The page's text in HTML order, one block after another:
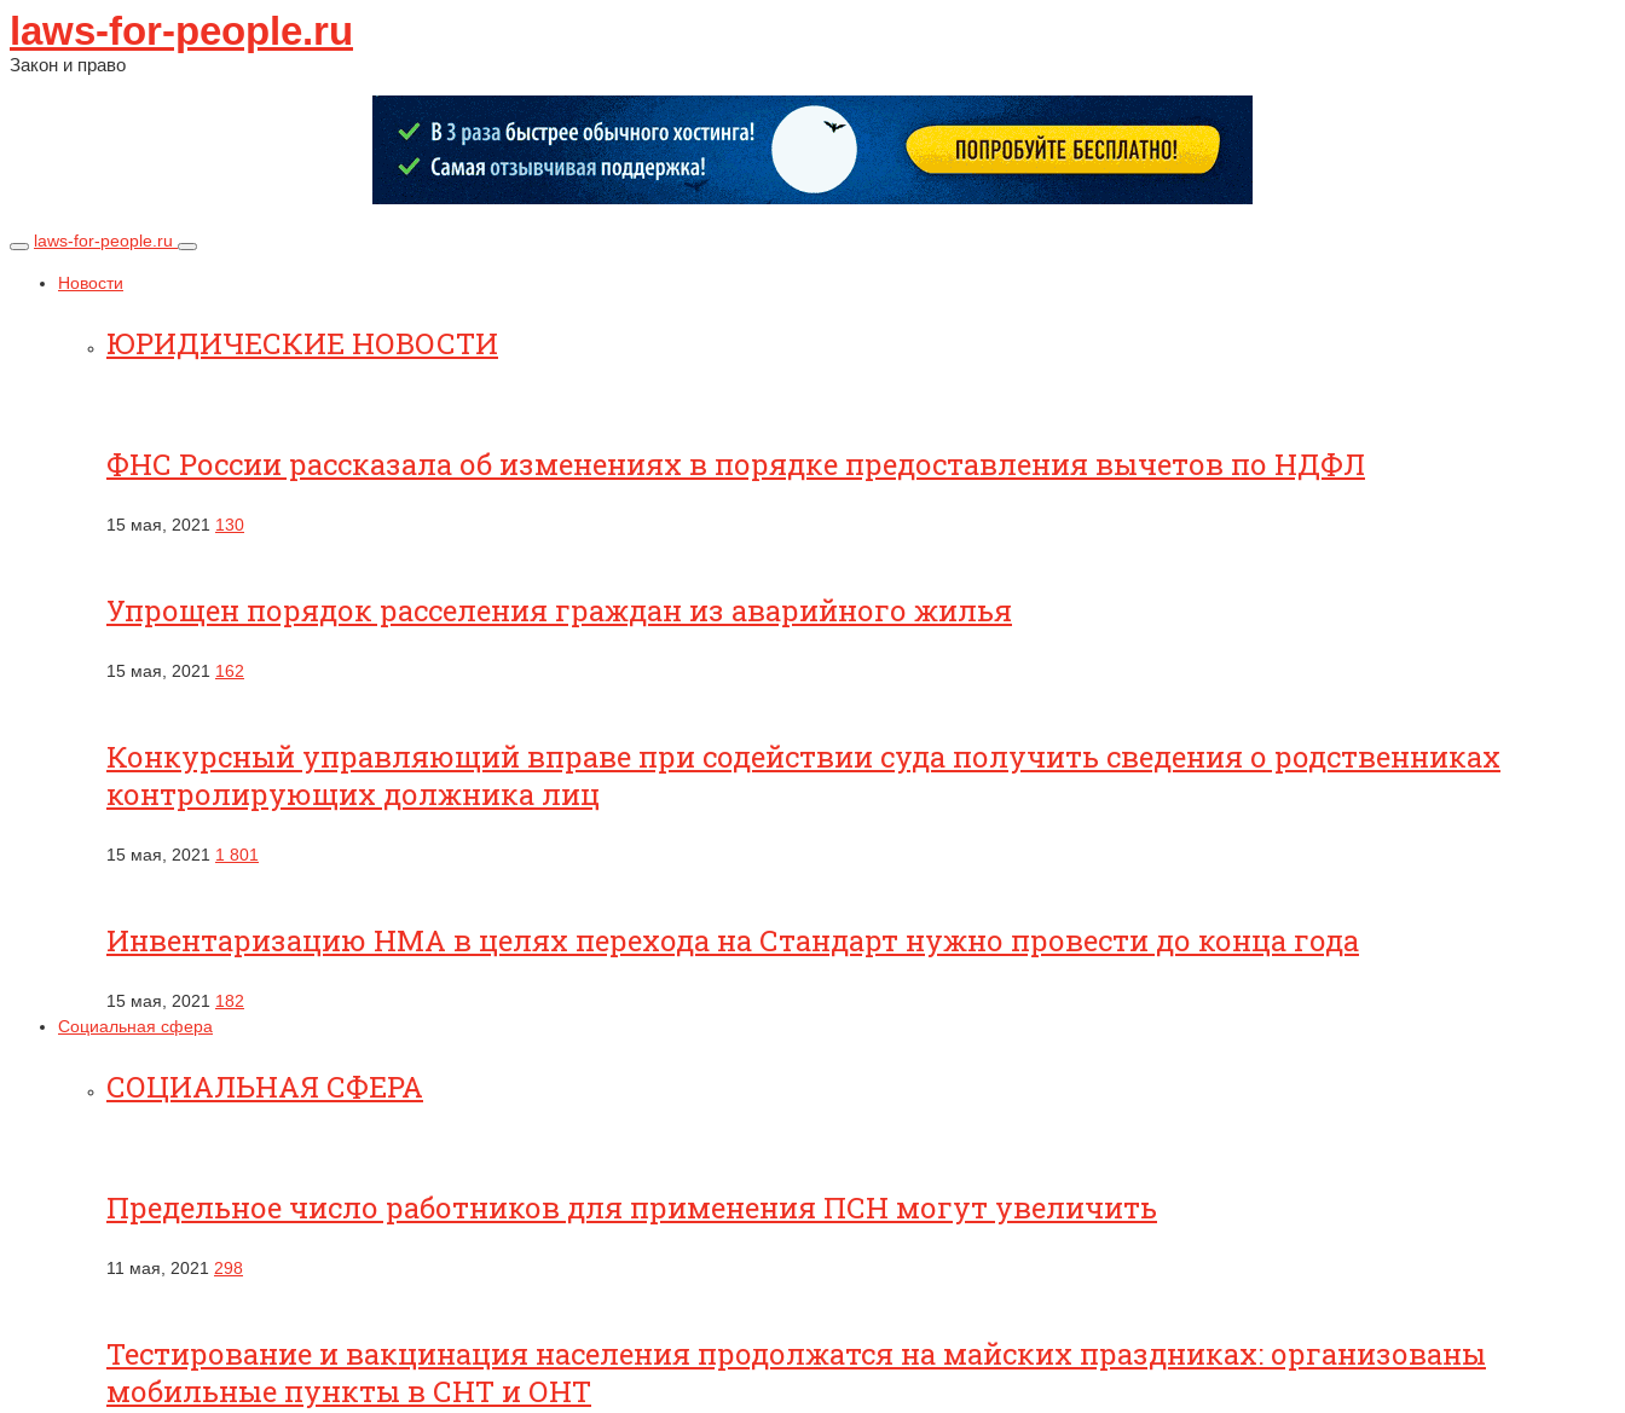
laws-for-people.ru
Закон и право
laws-for-people.ru
Новости
ЮРИДИЧЕСКИЕ НОВОСТИ
ФНС России рассказала об изменениях в порядке предоставления вычетов по НДФЛ
15 мая, 2021 130
Упрощен порядок расселения граждан из аварийного жилья
15 мая, 2021 162
Конкурсный управляющий вправе при содействии суда получить сведения о родственниках
контролирующих должника лиц
15 мая, 2021 1 801
Инвентаризацию НМА в целях перехода на Стандарт нужно провести до конца года
15 мая, 2021 182
Социальная сфера
СОЦИАЛЬНАЯ СФЕРА
Предельное число работников для применения ПСН могут увеличить
11 мая, 2021 298
Тестирование и вакцинация населения продолжатся на майских праздниках: организованы
мобильные пункты в СНТ и ОНТ